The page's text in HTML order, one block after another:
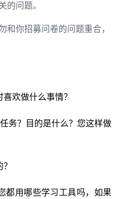
的问题。
和你招募问卷的问题重合，
欢做什么事情？
务？目的是什么？您这样做
都用哪些学习工具吗，如果